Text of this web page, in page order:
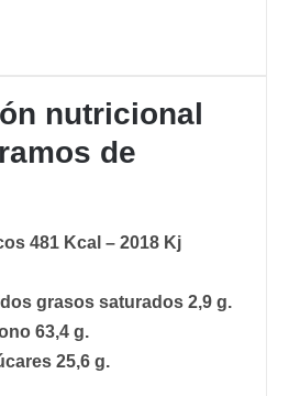
nutricional
de
481 Kcal – 2018 Kj
grasos saturados 2,9 g.
63,4 g.
25,6 g.